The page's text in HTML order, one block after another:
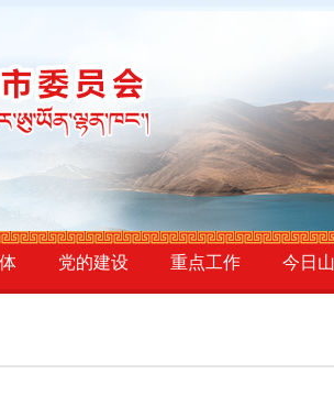
党的建设 重点工作 今日